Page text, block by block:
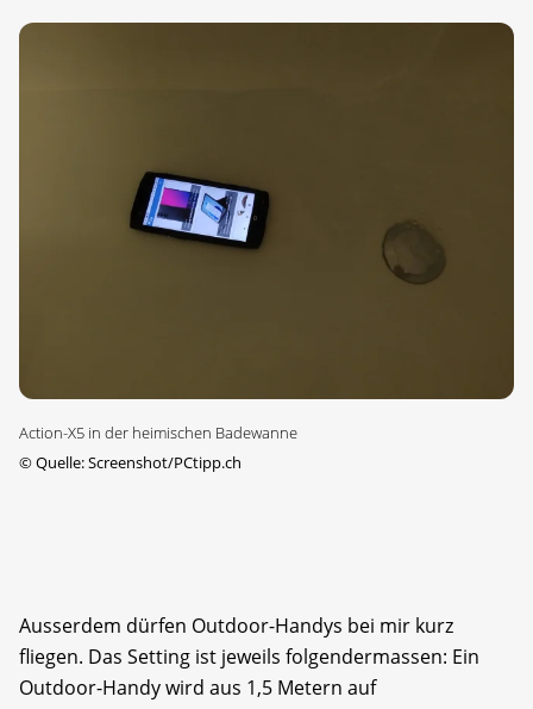
Action-X5 in der heimischen Badewanne
©Quelle: Screenshot/PCtipp.ch
Ausserdem dürfen Outdoor-Handys bei mir kurz
fliegen. Das Setting ist jeweils folgendermassen: Ein
Outdoor-Handy wird aus 1,5 Metern auf